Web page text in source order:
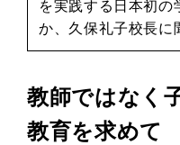
を実践する日本初の
か、久保礼子校長に
教師ではなく
教育を求めて